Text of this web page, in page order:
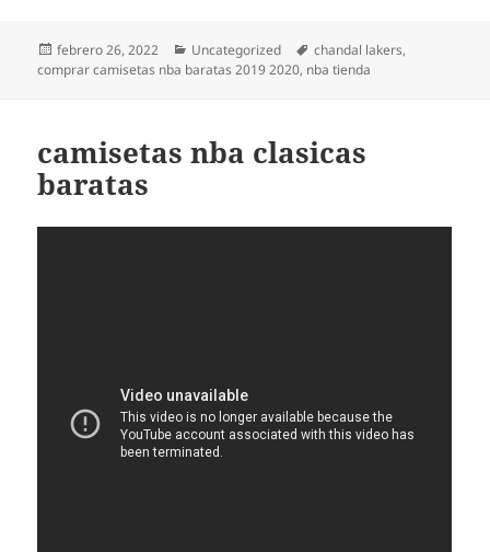
Publicado
el
febrero 26, 2022 Categorías
Uncategorized Etiquetas
chandal lakers,
comprar camisetas nba baratas 2019 2020, nba tienda
camisetas nba clasicas
baratas